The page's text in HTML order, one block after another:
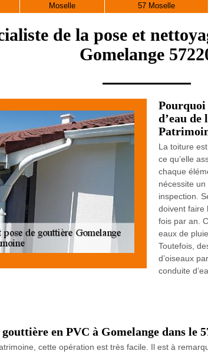
Moselle
57 Moselle
de la pose et
Gomelange
Pourquoi
d’eau
La toiture
ce qu’elle
chaque
nécessite
inspection.
doivent faire
fois par an.
eaux de
Toutefois,
d’oiseaux
conduite
en PVC à Gomelange dans le
cette opération est très facile. Il est à